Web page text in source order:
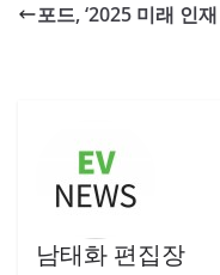
포드, ‘2025 미래 인
남태화 편집장